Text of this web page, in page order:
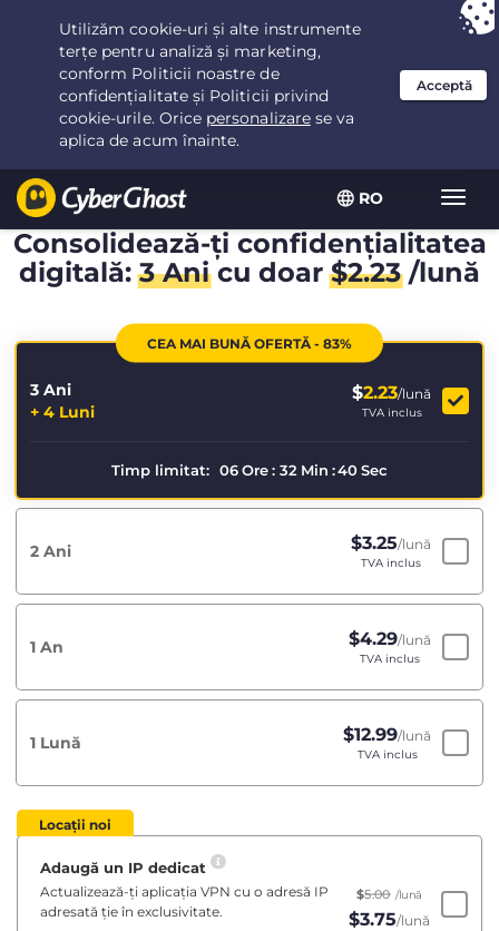
RO
Ai ales:Cea mai bună ofertăpentru 3.3333333333333ani la $
/lună
Consolidează-ți confidențialitatea
digitală:3 Anicu doar$2.23/lună
CEA MAI BUNĂ OFERTĂ - 83%
3 Ani
+ 4 Luni
$2.23/lună
TVA inclus
Timp limitat: 06Ore: 32 Min :40Sec
2 Ani $3.25/lună
TVA inclus
1 An $4.29/lună
TVA inclus
1 Lună $12.99/lună
TVA inclus
Locații noi
Adaugă un IP dedicat
Actualizează-ți aplicația VPN cu o adresă IP
adresată ție în exclusivitate.
$5.00 /lună
$3.75/lună